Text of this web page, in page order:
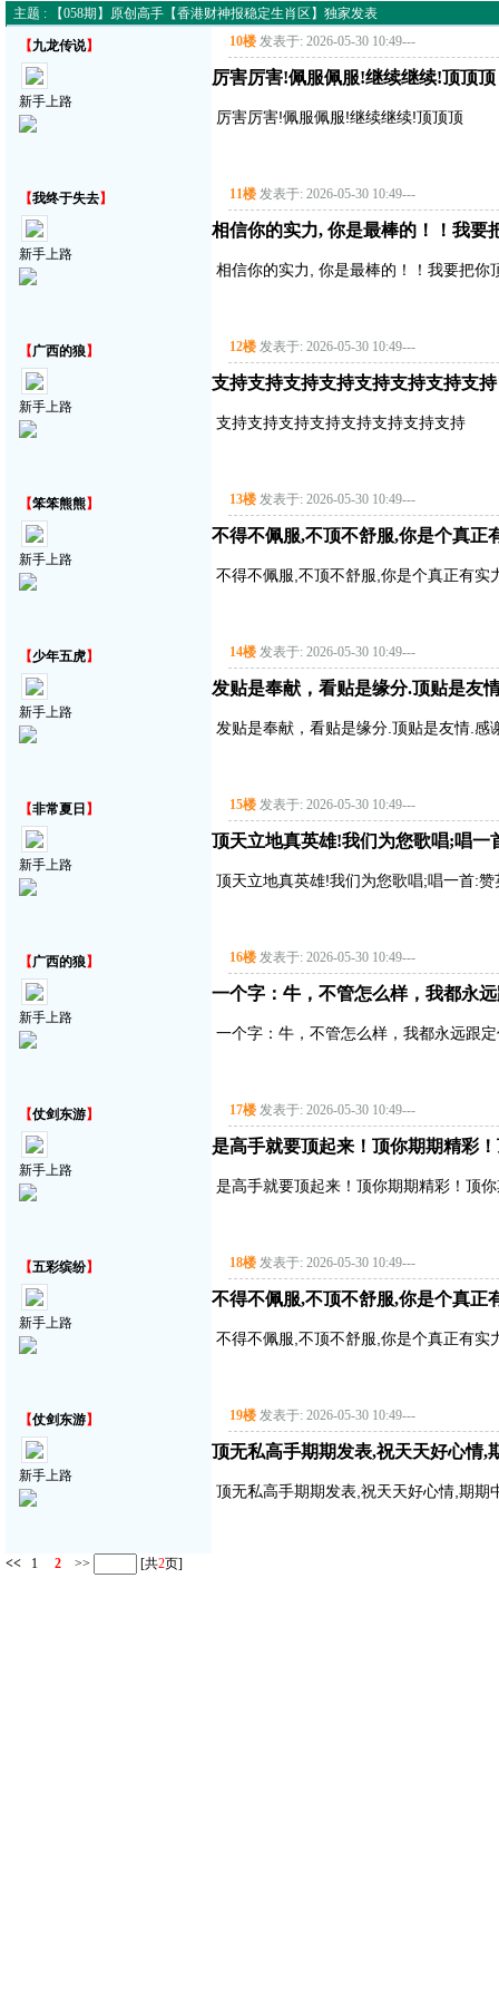
主题 : 【058期】原创高手【香港财神报稳定生肖区】独家发表
【九龙传说】
新手上路
10楼 发表于: 2026-05-30 10:49---
厉害厉害!佩服佩服!继续继续!顶顶顶
厉害厉害!佩服佩服!继续继续!顶顶顶
【我终于失去】
新手上路
11楼 发表于: 2026-05-30 10:49---
相信你的实力, 你是最棒的！！我要
相信你的实力, 你是最棒的！！我要把你
【广西的狼】
新手上路
12楼 发表于: 2026-05-30 10:49---
支持支持支持支持支持支持支持支持
支持支持支持支持支持支持支持支持
【笨笨熊熊】
新手上路
13楼 发表于: 2026-05-30 10:49---
不得不佩服,不顶不舒服,你是个真正
不得不佩服,不顶不舒服,你是个真正有实
【少年五虎】
新手上路
14楼 发表于: 2026-05-30 10:49---
发贴是奉献，看贴是缘分.顶贴是友
发贴是奉献，看贴是缘分.顶贴是友情.感
【非常夏日 】
新手上路
15楼 发表于: 2026-05-30 10:49---
顶天立地真英雄!我们为您歌唱;唱一
顶天立地真英雄!我们为您歌唱;唱一首:
【广西的狼】
新手上路
16楼 发表于: 2026-05-30 10:49---
一个字：牛，不管怎么样，我都永
一个字：牛，不管怎么样，我都永远跟
【仗剑东游】
新手上路
17楼 发表于: 2026-05-30 10:49---
是高手就要顶起来！顶你期期精彩
是高手就要顶起来！顶你期期精彩！顶
【五彩缤纷】
新手上路
18楼 发表于: 2026-05-30 10:49---
不得不佩服,不顶不舒服,你是个真正
不得不佩服,不顶不舒服,你是个真正有实
【仗剑东游】
新手上路
19楼 发表于: 2026-05-30 10:49---
顶无私高手期期发表,祝天天好心情,
顶无私高手期期发表,祝天天好心情,期期
<< 1 2 >> [共2页]